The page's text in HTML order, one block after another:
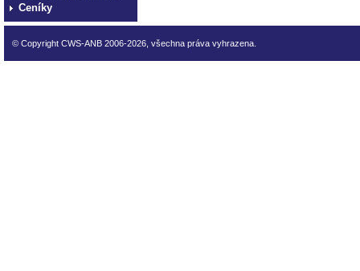
Ceníky
© Copyright CWS-ANB 2006-2026, všechna práva vyhrazena.